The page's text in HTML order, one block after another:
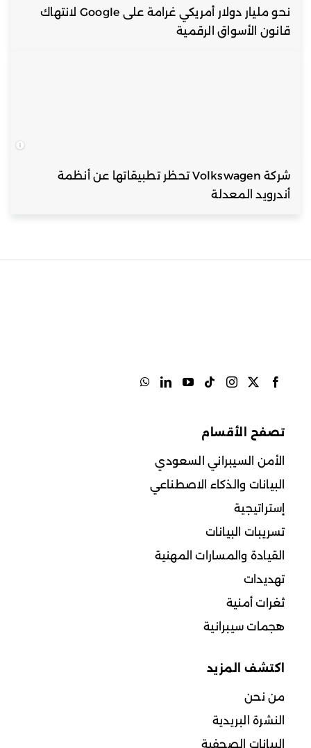
نحو مليار دولار أمريكي غرامة على Google لانتهاك
قانون الأسواق الرقمية
شركة Volkswagen تحظر تطبيقاتها عن أنظمة
أندرويد المعدلة
تصفح الأقسام
الأمن السيبراني السعودي
البيانات والذكاء الاصطناعي
إستراتيجية
تسريبات البيانات
القيادة والمسارات المهنية
تهديدات
ثغرات أمنية
هجمات سيبرانية
اكتشف المزيد
من نحن
النشرة البريدية
البيانات الصحفية